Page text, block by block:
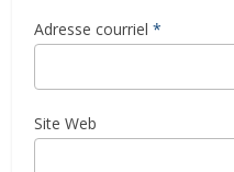
Adresse courriel *
Site Web